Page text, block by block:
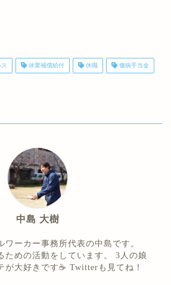
休業補償給付 休職 傷病手当金
中島 大樹
ワーカー事務所代表の中島です。
ための活動をしています。 3人の娘
が大好きです☕ Twitterも見てね！